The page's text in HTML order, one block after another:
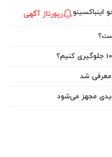
اینباکسینو رپورتاژ آگهی
مجهز می‌شود